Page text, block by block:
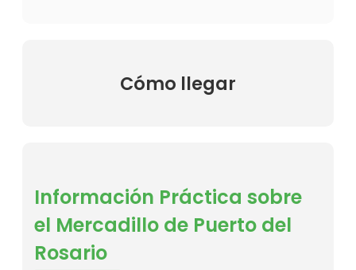
Cómo llegar
Información Práctica sobre
el Mercadillo de Puerto del
Rosario